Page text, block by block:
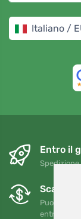
Italiano /
Entro il
Scambi
Puoi
entro 90